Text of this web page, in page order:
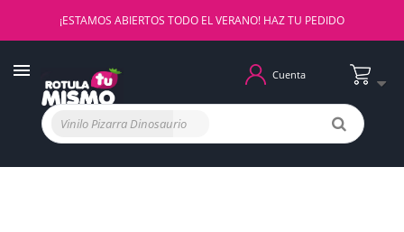
¡ESTAMOS ABIERTOS TODO EL VERANO! HAZ TU PEDIDO
Cuenta